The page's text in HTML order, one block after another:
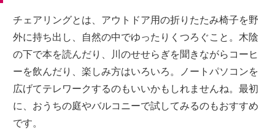
チェアリングとは、アウトドア用の折りたたみ椅子を野
外に持ち出し、自然の中でゆったりくつろぐこと。木陰
の下で本を読んだり、川のせせらぎを聞きながらコーヒ
ーを飲んだり、楽しみ方はいろいろ。ノートパソコンを
広げてテレワークするのもいいかもしれませんね。最初
に、おうちの庭やバルコニーで試してみるのもおすすめ
です。